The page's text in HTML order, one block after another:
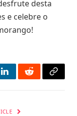
desta
e celebre o
LinkedInRedditCopy